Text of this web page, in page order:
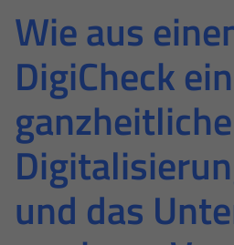
Wie aus
DigiCheck
ganzheitliche
und das